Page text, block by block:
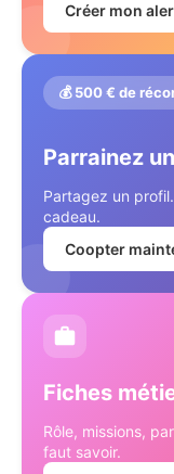
Créer mon
💰 500 € de
Parrainez
Partagez un
cadeau.
Coopter
Fiches
Rôle, missions,
faut savoir.